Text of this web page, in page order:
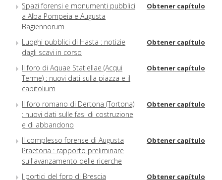
Spazi forensi e monumenti pubblici
a Alba Pompeia e Augusta
Bagiennorum
Obtener capítulo
Luoghi pubblici di Hasta : notizie
dagli scavi in corso
Obtener capítulo
Il foro di Aquae Statiellae (Acqui
Terme) : nuovi dati sulla piazza e il
capitolium
Obtener capítulo
Il foro romano di Dertona (Tortona)
: nuovi dati sulle fasi di costruzione
e di abbandono
Obtener capítulo
Il complesso forense di Augusta
Praetoria : rapporto preliminare
sull'avanzamento delle ricerche
Obtener capítulo
I portici del foro di Brescia Obtener capítulo